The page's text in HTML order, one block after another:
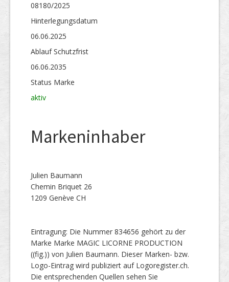
08180/2025
Hinterlegungs­datum
06.06.2025
Ablauf Schutzfrist
06.06.2035
Status Marke
aktiv
Markeninhaber
Julien Baumann
Chemin Briquet 26
1209 Genève CH
Eintragung: Die Nummer 834656 gehört zu der
Marke Marke MAGIC LICORNE PRODUCTION
((fig.)) von Julien Baumann. Dieser Marken- bzw.
Logo-Eintrag wird publiziert auf Logoregister.ch.
Die entsprechenden Quellen sehen Sie